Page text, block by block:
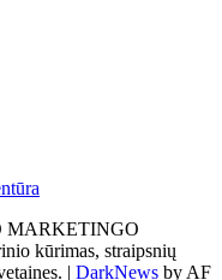
MARKETINGO
kūrimas, straipsnių
| DarkNews by AF